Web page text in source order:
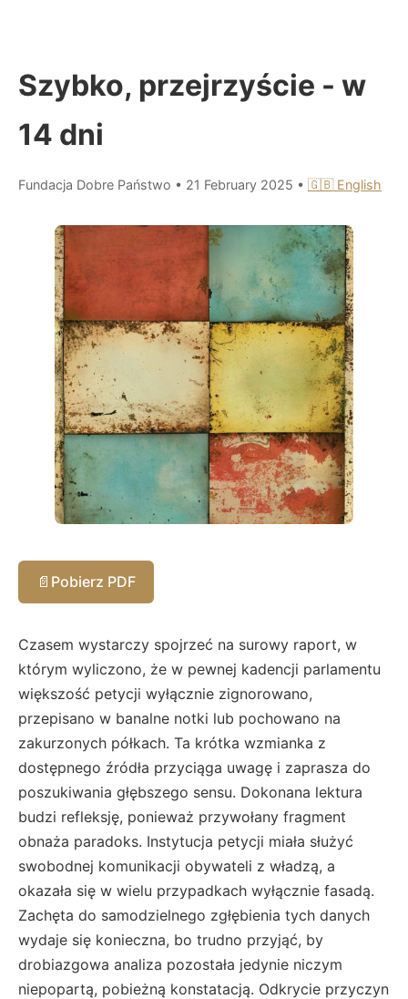
Szybko, przejrzyście - w
14 dni
Fundacja Dobre Państwo • 21 February 2025 • 🇬🇧 English
📄 Pobierz PDF
Czasem wystarczy spojrzeć na surowy raport, w
którym wyliczono, że w pewnej kadencji parlamentu
większość petycji wyłącznie zignorowano,
przepisano w banalne notki lub pochowano na
zakurzonych półkach. Ta krótka wzmianka z
dostępnego źródła przyciąga uwagę i zaprasza do
poszukiwania głębszego sensu. Dokonana lektura
budzi refleksję, ponieważ przywołany fragment
obnaża paradoks. Instytucja petycji miała służyć
swobodnej komunikacji obywateli z władzą, a
okazała się w wielu przypadkach wyłącznie fasadą.
Zachęta do samodzielnego zgłębienia tych danych
wydaje się konieczna, bo trudno przyjąć, by
drobiazgowa analiza pozostała jedynie niczym
niepopartą, pobieżną konstatacją. Odkrycie przyczyn